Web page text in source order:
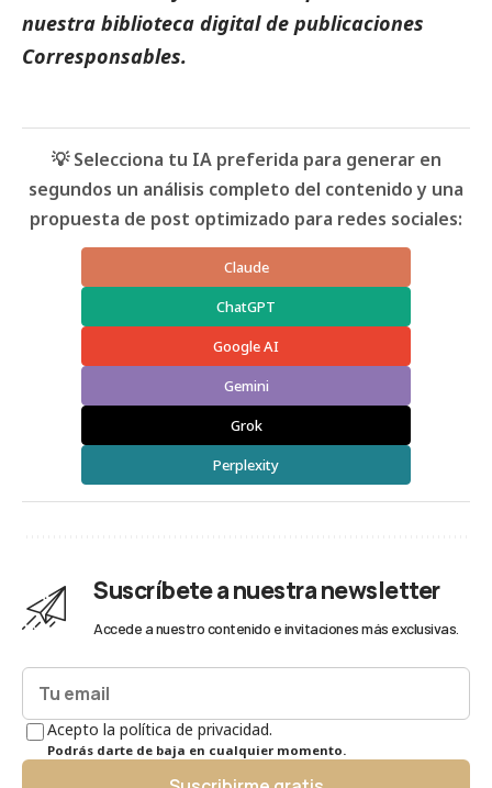
nuestra biblioteca digital de publicaciones
Corresponsables.
💡 Selecciona tu IA preferida para generar en
segundos un análisis completo del contenido y una
propuesta de post optimizado para redes sociales:
Claude
ChatGPT
Google AI
Gemini
Grok
Perplexity
Suscríbete a nuestra newsletter
Accede a nuestro contenido e invitaciones más exclusivas.
Acepto la política de privacidad.
Podrás darte de baja en cualquier momento.